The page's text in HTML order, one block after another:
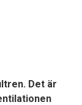
Det är